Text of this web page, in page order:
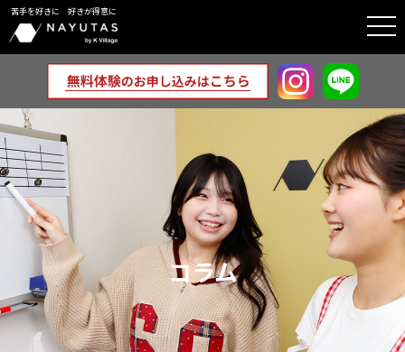
苦手を好きに 好きが得意に
コラム